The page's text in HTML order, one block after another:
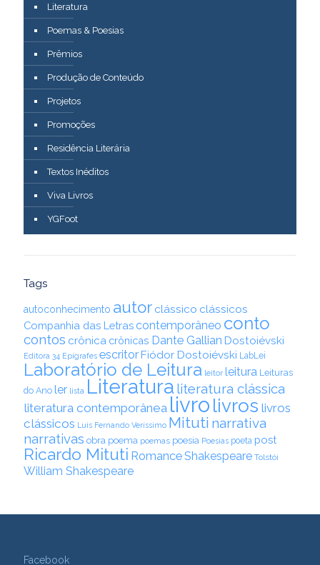
Literatura
Poemas & Poesias
Prêmios
Produção de Conteúdo
Projetos
Promoções
Residência Literária
Textos Inéditos
Viva Livros
YGFoot
Tags
autoconhecimento autor clássico clássicos
Companhia das Letras contemporâneo conto
contos crônica crônicas Dante Gallian Dostoiévski
Editora 34 Epígrafes escritor Fiódor Dostoiévski LabLei
Laboratório de Leitura leitor leitura Leituras
do Ano ler lista Literatura literatura clássica
literatura contemporânea livro livros livros
clássicos Luis Fernando Veríssimo Mituti narrativa
narrativas obra poema poemas poesia Poesias poeta post
Ricardo Mituti RomanceShakespeare Tolstói
William Shakespeare
Facebook